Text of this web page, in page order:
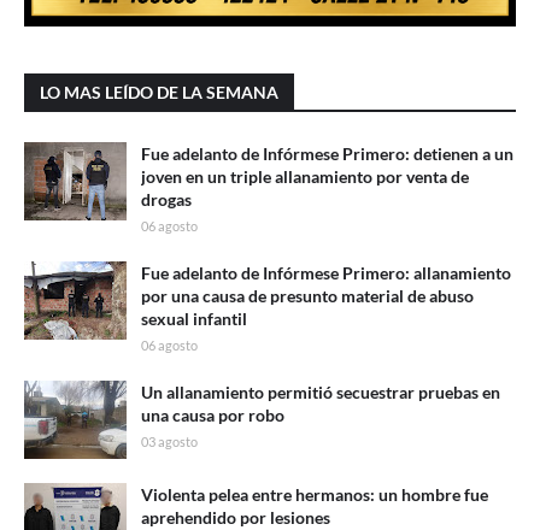
LO MAS LEÍDO DE LA SEMANA
Fue adelanto de Infórmese Primero: detienen a un
joven en un triple allanamiento por venta de
drogas
06 agosto
Fue adelanto de Infórmese Primero: allanamiento
por una causa de presunto material de abuso
sexual infantil
06 agosto
Un allanamiento permitió secuestrar pruebas en
una causa por robo
03 agosto
Violenta pelea entre hermanos: un hombre fue
aprehendido por lesiones